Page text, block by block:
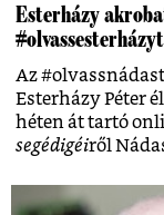
Esterházy
Az
Esterházy Péter
héten át tartó
segédigéiről